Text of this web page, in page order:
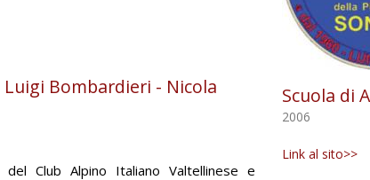
Bombardieri - Nicola
Club Alpino Italiano Valtellinese e
Scuola di
2006
Link al sito>>